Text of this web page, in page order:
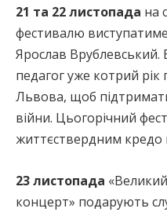
21 та 22 листопада на
фестивалю
Ярослав Врублевський.
педагог уже котрий рік
Львова, щоб
війни. Цьогорічний
життєствердним кредо
23 листопада
концерт» подарують